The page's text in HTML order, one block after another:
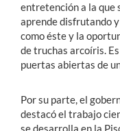
entretención a la que
aprende disfrutando
como éste y la
de truchas arcoíris.
puertas abiertas de
Por su parte, el
destacó el trabajo
se desarrolla en la